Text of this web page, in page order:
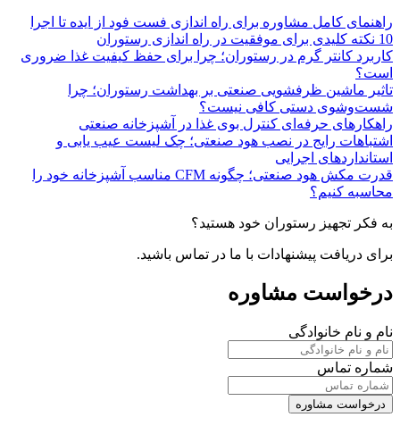
راهنمای کامل مشاوره برای راه اندازی فست فود از ایده تا اجرا
10 نکته کلیدی برای موفقیت در راه اندازی رستوران
کاربرد کانتر گرم در رستوران؛ چرا برای حفظ کیفیت غذا ضروری
است؟
تاثیر ماشین ظرفشویی صنعتی بر بهداشت رستوران؛ چرا
شست‌وشوی دستی کافی نیست؟
راهکارهای حرفه‌ای کنترل بوی غذا در آشپزخانه صنعتی
اشتباهات رایج در نصب هود صنعتی؛ چک لیست عیب یابی و
استانداردهای اجرایی
قدرت مکش هود صنعتی؛ چگونه CFM مناسب آشپزخانه خود را
محاسبه کنیم؟
به فکر تجهیز رستوران خود هستید؟
برای دریافت پیشنهادات با ما در تماس باشید.
درخواست مشاوره
نام و نام خانوادگی
شماره تماس